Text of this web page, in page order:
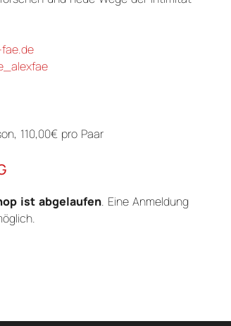
110,00€ pro Paar
ist abgelaufen. Eine Anmeldung